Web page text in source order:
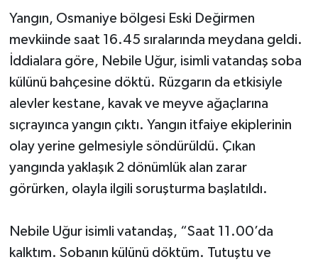
Yangın, Osmaniye bölgesi Eski Değirmen
mevkiinde saat 16.45 sıralarında meydana geldi.
İddialara göre, Nebile Uğur, isimli vatandaş soba
külünü bahçesine döktü. Rüzgarın da etkisiyle
alevler kestane, kavak ve meyve ağaçlarına
sıçrayınca yangın çıktı. Yangın itfaiye ekiplerinin
olay yerine gelmesiyle söndürüldü. Çıkan
yangında yaklaşık 2 dönümlük alan zarar
görürken, olayla ilgili soruşturma başlatıldı.
Nebile Uğur isimli vatandaş, “Saat 11.00’da
kalktım. Sobanın külünü döktüm. Tutuştu ve